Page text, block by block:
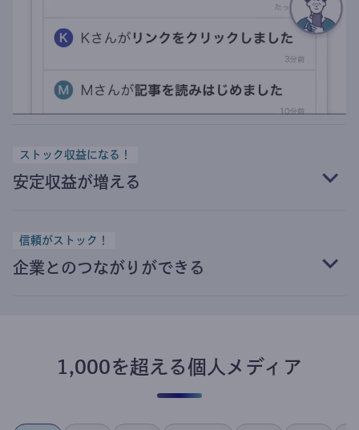
ストック収益になる！
安定収益が増える
信頼がストック！
企業とのつながりができる
1,000を超える個人メディア